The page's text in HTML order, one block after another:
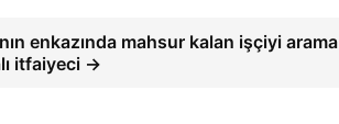
enkazında mahsur kalan işçiyi arama
itfaiyeci →